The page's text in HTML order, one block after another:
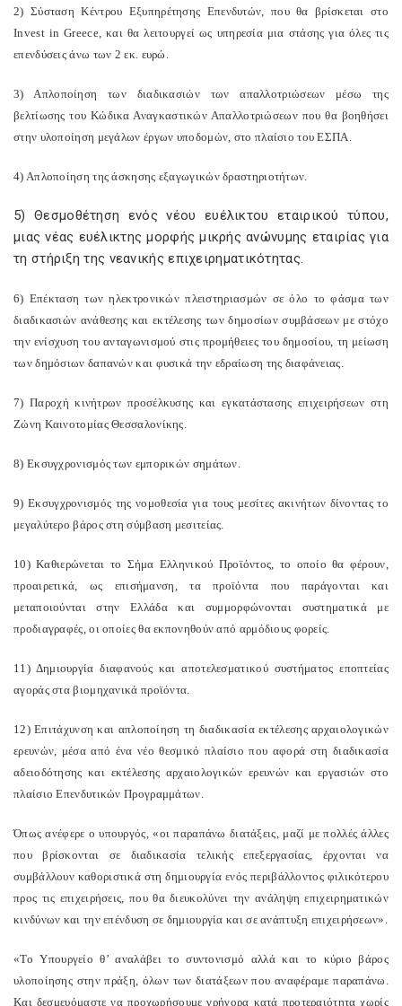
2) Σύσταση Κέντρου Εξυπηρέτησης Επενδυτών, που θα βρίσκεται στο
Invest in Greece, και θα λειτουργεί ως υπηρεσία μια στάσης για όλες τις
επενδύσεις άνω των 2 εκ. ευρώ.
3) Απλοποίηση των διαδικασιών των απαλλοτριώσεων μέσω της
βελτίωσης του Κώδικα Αναγκαστικών Απαλλοτριώσεων που θα βοηθήσει
στην υλοποίηση μεγάλων έργων υποδομών, στο πλαίσιο του ΕΣΠΑ.
4) Απλοποίηση της άσκησης εξαγωγικών δραστηριοτήτων.
5) Θεσμοθέτηση ενός νέου ευέλικτου εταιρικού τύπου,
μιας νέας ευέλικτης μορφής μικρής ανώνυμης εταιρίας για
τη στήριξη της νεανικής επιχειρηματικότητας.
6) Επέκταση των ηλεκτρονικών πλειστηριασμών σε όλο το φάσμα των
διαδικασιών ανάθεσης και εκτέλεσης των δημοσίων συμβάσεων με στόχο
την ενίσχυση του ανταγωνισμού στις προμήθειες του δημοσίου, τη μείωση
των δημόσιων δαπανών και φυσικά την εδραίωση της διαφάνειας.
7) Παροχή κινήτρων προσέλκυσης και εγκατάστασης επιχειρήσεων στη
Ζώνη Καινοτομίας Θεσσαλονίκης.
8) Εκσυγχρονισμός των εμπορικών σημάτων.
9) Εκσυγχρονισμός της νομοθεσία για τους μεσίτες ακινήτων δίνοντας το
μεγαλύτερο βάρος στη σύμβαση μεσιτείας.
10) Καθιερώνεται το Σήμα Ελληνικού Προϊόντος, το οποίο θα φέρουν,
προαιρετικά, ως επισήμανση, τα προϊόντα που παράγονται και
μεταποιούνται στην Ελλάδα και συμμορφώνονται συστηματικά με
προδιαγραφές, οι οποίες θα εκπονηθούν από αρμόδιους φορείς.
11) Δημιουργία διαφανούς και αποτελεσματικού συστήματος εποπτείας
αγοράς στα βιομηχανικά προϊόντα.
12) Επιτάχυνση και απλοποίηση τη διαδικασία εκτέλεσης αρχαιολογικών
ερευνών, μέσα από ένα νέο θεσμικό πλαίσιο που αφορά στη διαδικασία
αδειοδότησης και εκτέλεσης αρχαιολογικών ερευνών και εργασιών στο
πλαίσιο Επενδυτικών Προγραμμάτων.
Όπως ανέφερε ο υπουργός, «οι παραπάνω διατάξεις, μαζί με πολλές άλλες
που βρίσκονται σε διαδικασία τελικής επεξεργασίας, έρχονται να
συμβάλλουν καθοριστικά στη δημιουργία ενός περιβάλλοντος φιλικότερου
προς τις επιχειρήσεις, που θα διευκολύνει την ανάληψη επιχειρηματικών
κινδύνων και την επένδυση σε δημιουργία και σε ανάπτυξη επιχειρήσεων».
«Το Υπουργείο θ’ αναλάβει το συντονισμό αλλά και το κύριο βάρος
υλοποίησης στην πράξη, όλων των διατάξεων που αναφέραμε παραπάνω.
Και δεσμευόμαστε να προχωρήσουμε γρήγορα κατά προτεραιότητα χωρίς